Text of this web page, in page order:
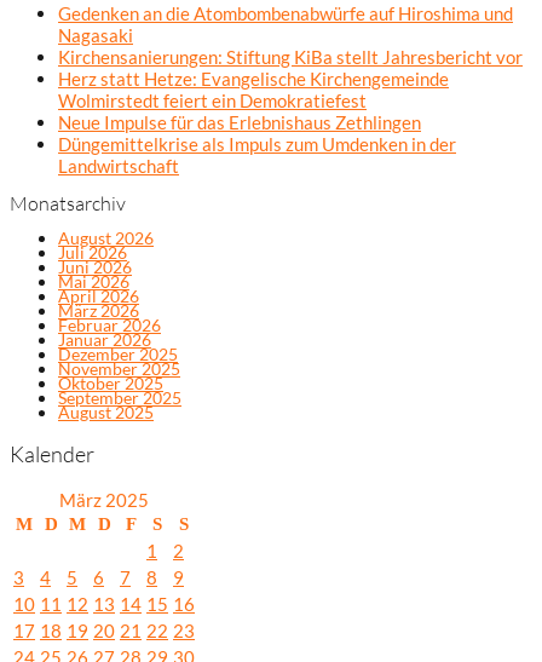
Gedenken an die Atombombenabwürfe auf Hiroshima und
Nagasaki
Kirchensanierungen: Stiftung KiBa stellt Jahresbericht vor
Herz statt Hetze: Evangelische Kirchengemeinde
Wolmirstedt feiert ein Demokratiefest
Neue Impulse für das Erlebnishaus Zethlingen
Düngemittelkrise als Impuls zum Umdenken in der
Landwirtschaft
Monatsarchiv
August 2026
Juli 2026
Juni 2026
Mai 2026
April 2026
März 2026
Februar 2026
Januar 2026
Dezember 2025
November 2025
Oktober 2025
September 2025
August 2025
Kalender
März 2025
M D M D F S S
1
2
3
4 5 6 7 8
9
10 11 12 13 14 15 16
17 18 19 20 21 22 23
24 25 26 27 28 29 30